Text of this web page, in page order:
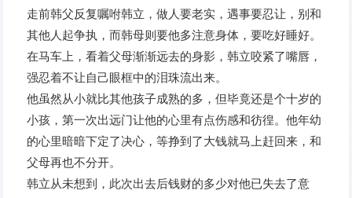
走前韩父反复嘱咐韩立，做人要老实，遇事要忍让，别和
其他人起争执，而韩母则要他多注意身体，要吃好睡好。
在马车上，看着父母渐渐远去的身影，韩立咬紧了嘴唇，
强忍着不让自己眼框中的泪珠流出来。
他虽然从小就比其他孩子成熟的多，但毕竟还是个十岁的
小孩，第一次出远门让他的心里有点伤感和彷徨。他年幼
的心里暗暗下定了决心，等挣到了大钱就马上赶回来，和
父母再也不分开。
韩立从未想到，此次出去后钱财的多少对他已失去了意